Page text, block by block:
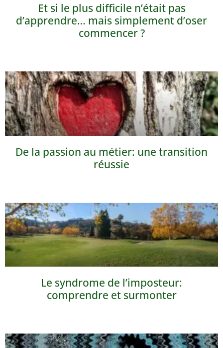
Et si le plus difficile n’était pas
d’apprendre… mais simplement d’oser
commencer ?
De la passion au métier: une transition
réussie
Le syndrome de l’imposteur:
comprendre et surmonter